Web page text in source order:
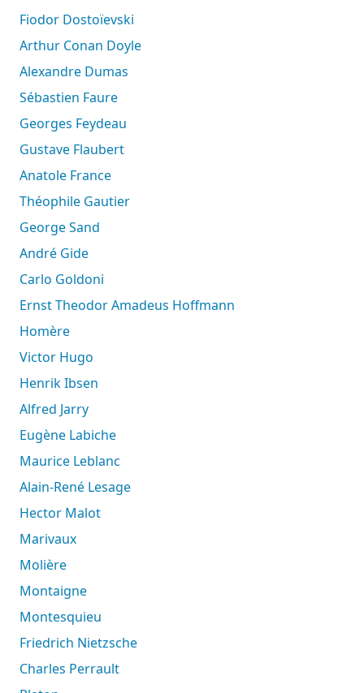
Fiodor Dostoïevski
Arthur Conan Doyle
Alexandre Dumas
Sébastien Faure
Georges Feydeau
Gustave Flaubert
Anatole France
Théophile Gautier
George Sand
André Gide
Carlo Goldoni
Ernst Theodor Amadeus Hoffmann
Homère
Victor Hugo
Henrik Ibsen
Alfred Jarry
Eugène Labiche
Maurice Leblanc
Alain-René Lesage
Hector Malot
Marivaux
Molière
Montaigne
Montesquieu
Friedrich Nietzsche
Charles Perrault